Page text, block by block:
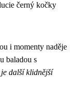
černý kočky
i momenty naděje
baladou s
další klidnější